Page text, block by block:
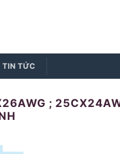
TIN TỨC
;